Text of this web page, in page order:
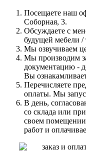
Посещаете наш
Соборная, 3.
Обсуждаете с
будущей мебели /
Мы озвучиваем
Мы производим
документацию -
Вы
Перечисляете
оплаты. Мы
В день,
со склада или
своем
работ и